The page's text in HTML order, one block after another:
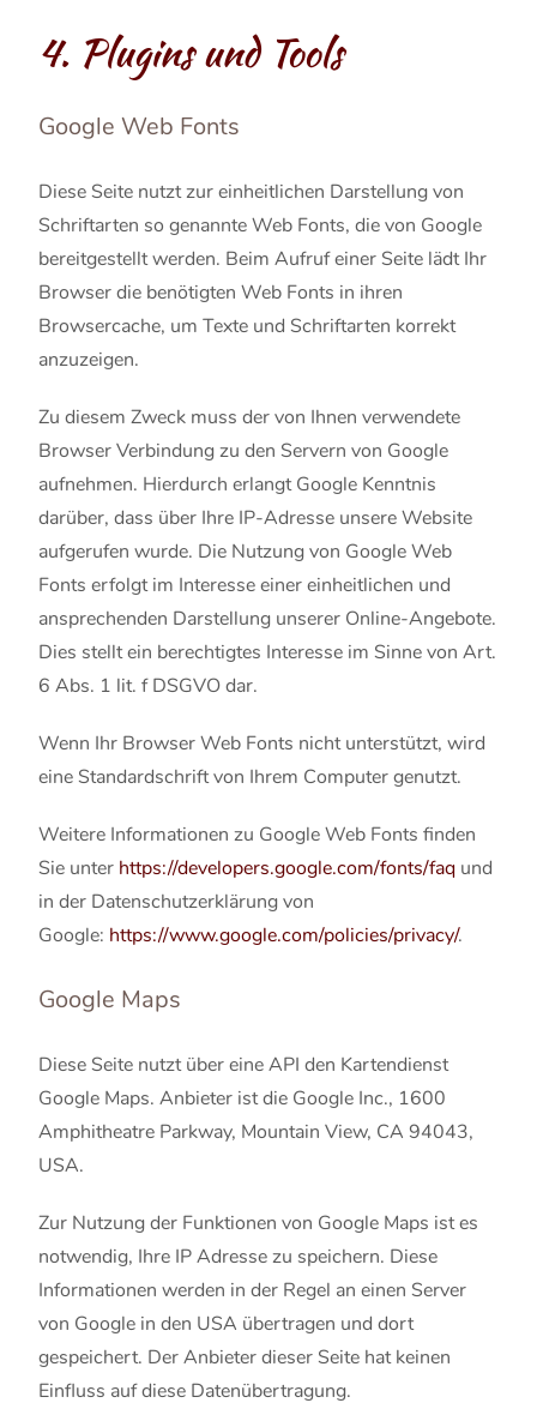
4. Plugins und Tools
Google Web Fonts
Diese Seite nutzt zur einheitlichen Darstellung von
Schriftarten so genannte Web Fonts, die von Google
bereitgestellt werden. Beim Aufruf einer Seite lädt Ihr
Browser die benötigten Web Fonts in ihren
Browsercache, um Texte und Schriftarten korrekt
anzuzeigen.
Zu diesem Zweck muss der von Ihnen verwendete
Browser Verbindung zu den Servern von Google
aufnehmen. Hierdurch erlangt Google Kenntnis
darüber, dass über Ihre IP-Adresse unsere Website
aufgerufen wurde. Die Nutzung von Google Web
Fonts erfolgt im Interesse einer einheitlichen und
ansprechenden Darstellung unserer Online-Angebote.
Dies stellt ein berechtigtes Interesse im Sinne von Art.
6 Abs. 1 lit. f DSGVO dar.
Wenn Ihr Browser Web Fonts nicht unterstützt, wird
eine Standardschrift von Ihrem Computer genutzt.
Weitere Informationen zu Google Web Fonts finden
Sie unter https://developers.google.com/fonts/faq und
in der Datenschutzerklärung von
Google: https://www.google.com/policies/privacy/.
Google Maps
Diese Seite nutzt über eine API den Kartendienst
Google Maps. Anbieter ist die Google Inc., 1600
Amphitheatre Parkway, Mountain View, CA 94043,
USA.
Zur Nutzung der Funktionen von Google Maps ist es
notwendig, Ihre IP Adresse zu speichern. Diese
Informationen werden in der Regel an einen Server
von Google in den USA übertragen und dort
gespeichert. Der Anbieter dieser Seite hat keinen
Einfluss auf diese Datenübertragung.